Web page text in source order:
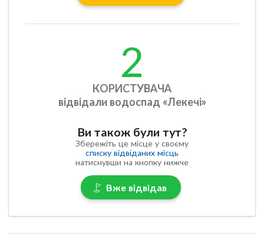
2
КОРИСТУВАЧА
відвідали водоспад «Лекечі»
Ви також були тут?
Збережіть це місце у своєму
списку відвіданих місць
натиснувши на кнопку нижче
Вже відвідав